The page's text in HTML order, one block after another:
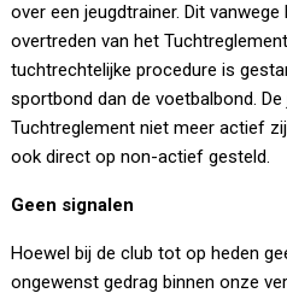
over een jeugdtrainer. Dit
overtreden van het
tuchtrechtelijke procedure is
sportbond dan de voetbalbond.
Tuchtreglement niet meer actief
ook direct op non-actief gesteld.
Geen signalen
Hoewel bij de club tot op heden
ongewenst gedrag binnen onze